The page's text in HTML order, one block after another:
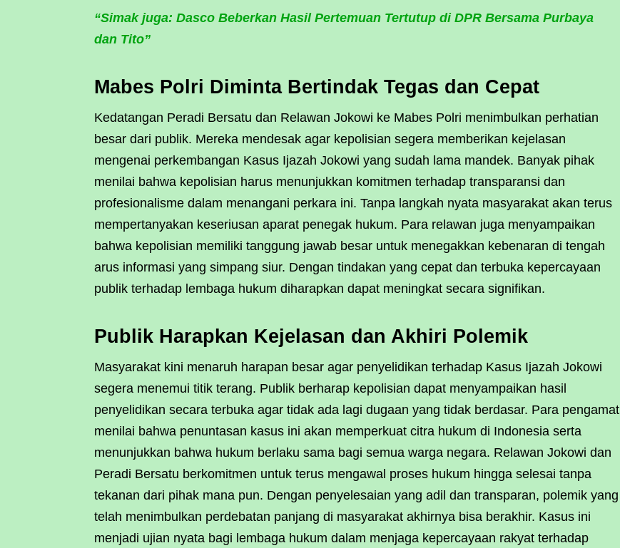
“Simak juga: Dasco Beberkan Hasil Pertemuan Tertutup di DPR Bersama Purbaya
dan Tito”
Mabes Polri Diminta Bertindak Tegas dan Cepat
Kedatangan Peradi Bersatu dan Relawan Jokowi ke Mabes Polri menimbulkan perhatian
besar dari publik. Mereka mendesak agar kepolisian segera memberikan kejelasan
mengenai perkembangan Kasus Ijazah Jokowi yang sudah lama mandek. Banyak pihak
menilai bahwa kepolisian harus menunjukkan komitmen terhadap transparansi dan
profesionalisme dalam menangani perkara ini. Tanpa langkah nyata masyarakat akan terus
mempertanyakan keseriusan aparat penegak hukum. Para relawan juga menyampaikan
bahwa kepolisian memiliki tanggung jawab besar untuk menegakkan kebenaran di tengah
arus informasi yang simpang siur. Dengan tindakan yang cepat dan terbuka kepercayaan
publik terhadap lembaga hukum diharapkan dapat meningkat secara signifikan.
Publik Harapkan Kejelasan dan Akhiri Polemik
Masyarakat kini menaruh harapan besar agar penyelidikan terhadap Kasus Ijazah Jokowi
segera menemui titik terang. Publik berharap kepolisian dapat menyampaikan hasil
penyelidikan secara terbuka agar tidak ada lagi dugaan yang tidak berdasar. Para pengamat
menilai bahwa penuntasan kasus ini akan memperkuat citra hukum di Indonesia serta
menunjukkan bahwa hukum berlaku sama bagi semua warga negara. Relawan Jokowi dan
Peradi Bersatu berkomitmen untuk terus mengawal proses hukum hingga selesai tanpa
tekanan dari pihak mana pun. Dengan penyelesaian yang adil dan transparan, polemik yang
telah menimbulkan perdebatan panjang di masyarakat akhirnya bisa berakhir. Kasus ini
menjadi ujian nyata bagi lembaga hukum dalam menjaga kepercayaan rakyat terhadap